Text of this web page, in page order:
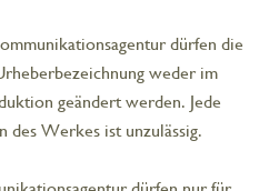
dürfen die
weder im
geändert werden. Jede
des Werkes ist unzulässig.